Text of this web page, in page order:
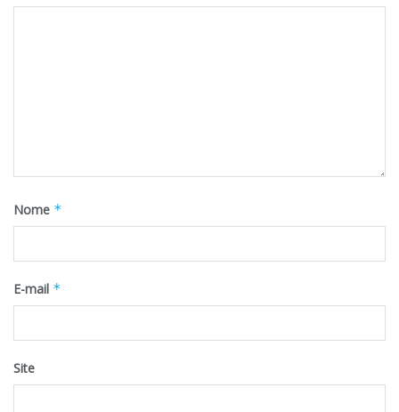
Nome *
E-mail *
Site